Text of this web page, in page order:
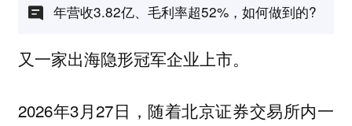
年营收3.82亿、毛利率超52%，如何做到的?
又一家出海隐形冠军企业上市。
2026年3月27日，随着北京证券交易所内一